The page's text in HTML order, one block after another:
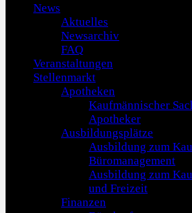
News
Aktuelles
Newsarchiv
FAQ
Veranstaltungen
Stellenmarkt
Apotheken
Kaufmännischer
Apotheker
Ausbildungsplätze
Ausbildung zum
Büromanagement
Ausbildung zum
und Freizeit
Finanzen